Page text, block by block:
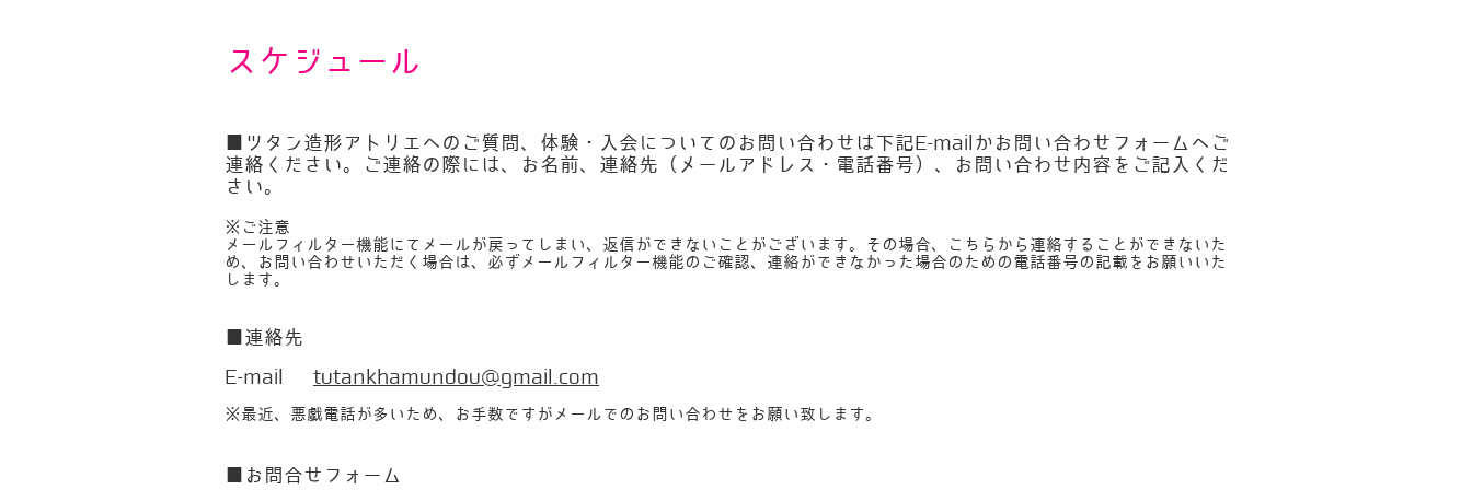
​スケジュール
■ツタン造形アトリエへのご質問、体験・入会についてのお問い合わせは下記E-mailかお問い合わせフォームへご
連絡ください。
​ご連絡の際には、お名前、連絡先（メールアドレス・電話番号）、お問い合わせ内容をご記入くだ
さい。
※ご注意
メールフィルター機能にてメールが戻ってしまい、返信ができないことがございます。その場合、こちらから連絡することができないた
め、お問い合わせいただく場合は、必ずメールフィルター機能のご確認、連絡ができなかった場合のための電話番号の記載をお願いいた
します。
■連絡先​
E-mail tutankhamundou@gmail.com
※最近、悪戯電話が多いため、お手数ですがメールでのお問い合わせをお願い致します。
■お問合せフォーム